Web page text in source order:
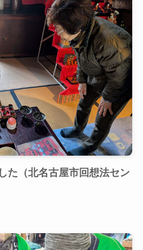
た（北名古屋市回想法セン